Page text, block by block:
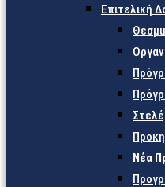
Επιτελική
Νέα